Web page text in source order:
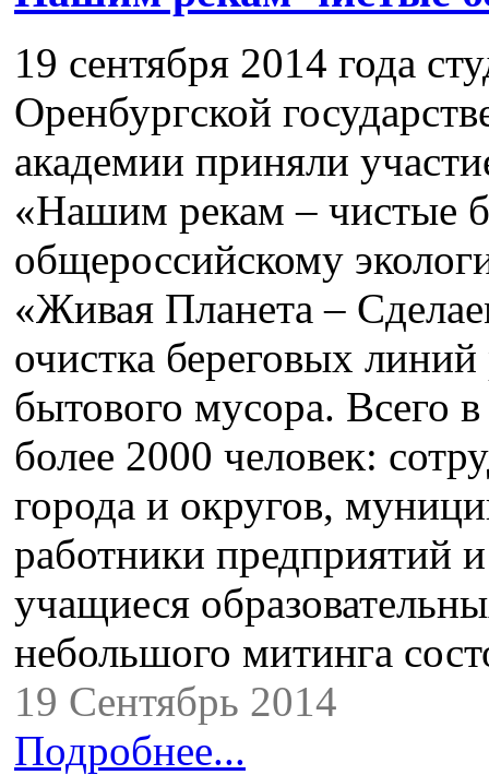
19 сентября 2014 года
Оренбургской
академии приняли
«Нашим рекам – чистые
общероссийскому
«Живая Планета –
очистка береговых
бытового мусора. Всего
более 2000 человек:
города и округов,
работники предприятий
учащиеся
небольшого митинга
19 Сентябрь 2014
Подробнее...